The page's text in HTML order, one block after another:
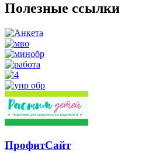
Полезные ссылки
ПрофитСайт